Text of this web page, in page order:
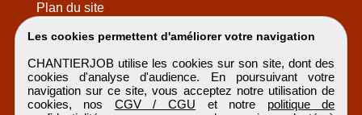
Les cookies permettent d'améliorer votre navigation
CHANTIERJOB utilise les cookies sur son site, dont des
cookies d'analyse d'audience. En poursuivant votre
navigation sur ce site, vous acceptez notre utilisation de
cookies, nos CGV / CGU et notre politique de
Plan du site